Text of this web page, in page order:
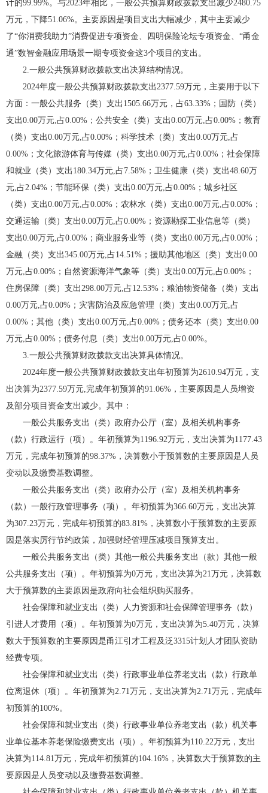
计的99.99%。与2023年相比，一般公共预算财政拨款支出减少2480.75
万元，下降51.06%。主要原因是项目支出大幅减少，其中主要减少
了“你消费我助力”消费促进专项资金、四明保险论坛专项资金、“甬金
通”数智金融应用场景一期专项资金这3个项目的支出。
2.一般公共预算财政拨款支出决算结构情况。
2024年度一般公共预算财政拨款支出2377.59万元，主要用于以下
方面：一般公共服务（类）支出1505.66万元，占63.33%；国防（类）
支出0.00万元,占0.00%；公共安全（类）支出0.00万元,占0.00%；教育
（类）支出0.00万元,占0.00%；科学技术（类）支出0.00万元,占
0.00%；文化旅游体育与传媒（类）支出0.00万元,占0.00%；社会保障
和就业（类）支出180.34万元,占7.58%；卫生健康（类）支出48.60万
元,占2.04%；节能环保（类）支出0.00万元,占0.00%；城乡社区
（类）支出0.00万元,占0.00%；农林水（类）支出0.00万元,占0.00%；
交通运输（类）支出0.00万元,占0.00%；资源勘探工业信息等（类）
支出0.00万元,占0.00%；商业服务业等（类）支出0.00万元,占0.00%；
金融（类）支出345.00万元,占14.51%；援助其他地区（类）支出0.00
万元,占0.00%；自然资源海洋气象等（类）支出0.00万元,占0.00%；
住房保障（类）支出298.00万元,占12.53%；粮油物资储备（类）支出
0.00万元,占0.00%；灾害防治及应急管理（类）支出0.00万元,占
0.00%；其他（类）支出0.00万元,占0.00%；债务还本（类）支出0.00
万元,占0.00%；债务付息（类）支出0.00万元,占0.00%。
3.一般公共预算财政拨款支出决算具体情况。
2024年度一般公共预算财政拨款支出年初预算为2610.94万元，支
出决算为2377.59万元,完成年初预算的91.06%，主要原因是人员增资
及部分项目资金支出减少。其中：
一般公共服务支出（类）政府办公厅（室）及相关机构事务
（款）行政运行（项）。年初预算为1196.92万元，支出决算为1177.43
万元，完成年初预算的98.37%，决算数小于预算数的主要原因是人员
变动以及缴费基数调整。
一般公共服务支出（类）政府办公厅（室）及相关机构事务
（款）一般行政管理事务（项）。年初预算为366.60万元，支出决算
为307.23万元，完成年初预算的83.81%，决算数小于预算数的主要原
因是落实厉行节约政策，加强财经管理压减项目预算支出。
一般公共服务支出（类）其他一般公共服务支出（款）其他一般
公共服务支出（项）。年初预算为0万元，支出决算为21万元，决算数
大于预算数的主要原因是政府向社会组织购买服务。
社会保障和就业支出（类）人力资源和社会保障管理事务（款）
引进人才费用（项）。年初预算为0万元，支出决算为5.40万元，决算
数大于预算数的主要原因是甬江引才工程及泛3315计划人才团队资助
经费专项。
社会保障和就业支出（类）行政事业单位养老支出（款）行政单
位离退休（项）。年初预算为2.71万元，支出决算为2.71万元，完成年
初预算的100%。
社会保障和就业支出（类）行政事业单位养老支出（款）机关事
业单位基本养老保险缴费支出（项）。年初预算为110.22万元，支出
决算为114.81万元，完成年初预算的104.16%，决算数大于预算数的主
要原因是人员变动以及缴费基数调整。